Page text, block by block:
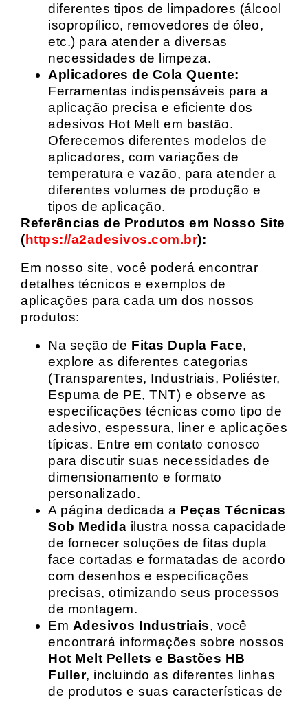
diferentes tipos de limpadores (álcool
isopropílico, removedores de óleo,
etc.) para atender a diversas
necessidades de limpeza.
Aplicadores de Cola Quente:
Ferramentas indispensáveis para a
aplicação precisa e eficiente dos
adesivos Hot Melt em bastão.
Oferecemos diferentes modelos de
aplicadores, com variações de
temperatura e vazão, para atender a
diferentes volumes de produção e
tipos de aplicação.
Referências de Produtos em Nosso Site
(https://a2adesivos.com.br):
Em nosso site, você poderá encontrar
detalhes técnicos e exemplos de
aplicações para cada um dos nossos
produtos:
Na seção de Fitas Dupla Face,
explore as diferentes categorias
(Transparentes, Industriais, Poliéster,
Espuma de PE, TNT) e observe as
especificações técnicas como tipo de
adesivo, espessura, liner e aplicações
típicas. Entre em contato conosco
para discutir suas necessidades de
dimensionamento e formato
personalizado.
A página dedicada a Peças Técnicas
Sob Medida ilustra nossa capacidade
de fornecer soluções de fitas dupla
face cortadas e formatadas de acordo
com desenhos e especificações
precisas, otimizando seus processos
de montagem.
Em Adesivos Industriais, você
encontrará informações sobre nossos
Hot Melt Pellets e Bastões HB
Fuller, incluindo as diferentes linhas
de produtos e suas características de